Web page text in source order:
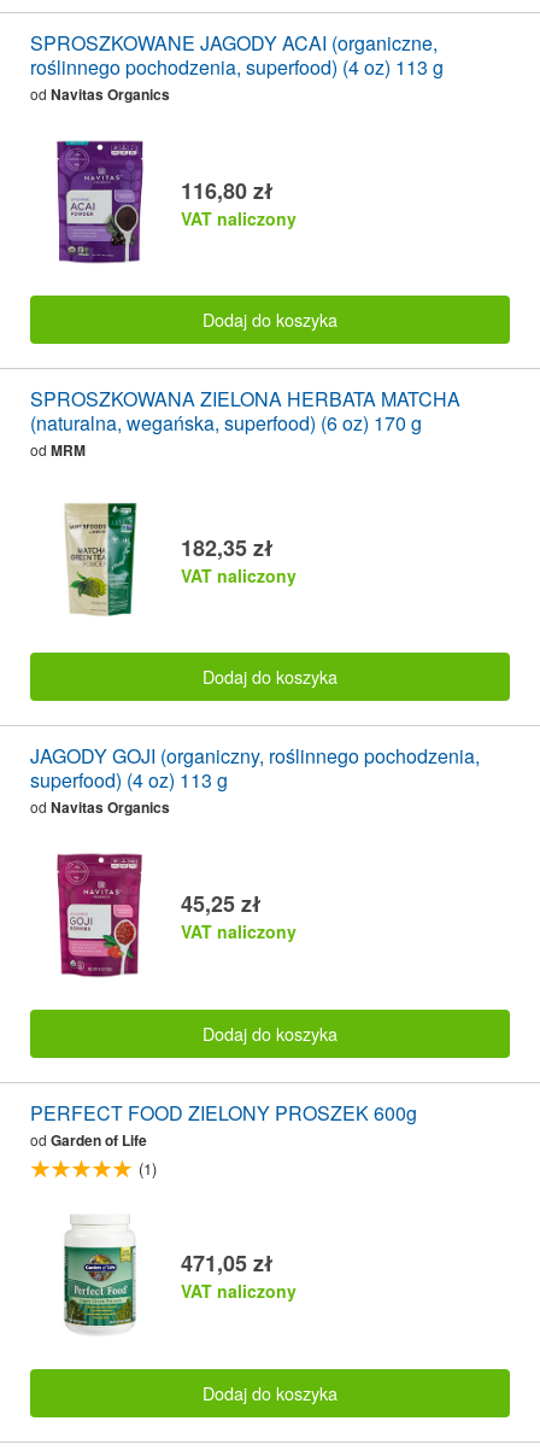
SPROSZKOWANE JAGODY ACAI (organiczne,
roślinnego pochodzenia, superfood) (4 oz) 113 g
od Navitas Organics
116,80 zł
VAT naliczony
Dodaj do koszyka
SPROSZKOWANA ZIELONA HERBATA MATCHA
(naturalna, wegańska, superfood) (6 oz) 170 g
od MRM
182,35 zł
VAT naliczony
Dodaj do koszyka
JAGODY GOJI (organiczny, roślinnego pochodzenia,
superfood) (4 oz) 113 g
od Navitas Organics
45,25 zł
VAT naliczony
Dodaj do koszyka
PERFECT FOOD ZIELONY PROSZEK 600g
od Garden of Life
(1)
471,05 zł
VAT naliczony
Dodaj do koszyka